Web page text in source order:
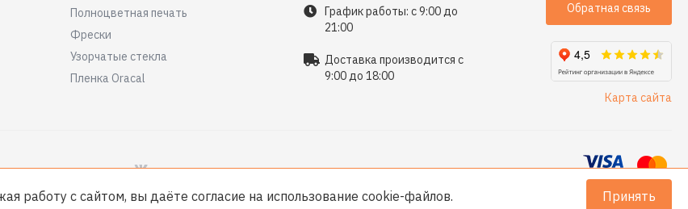
Полноцветная печать
Фрески
Узорчатые стекла
Пленка Oracal
График работы: с 9:00 до
21:00
Доставка производится с
9:00 до 18:00
Обратная связь
Карта сайта
работу с сайтом, вы даёте согласие на использование cookie-файлов. Принять